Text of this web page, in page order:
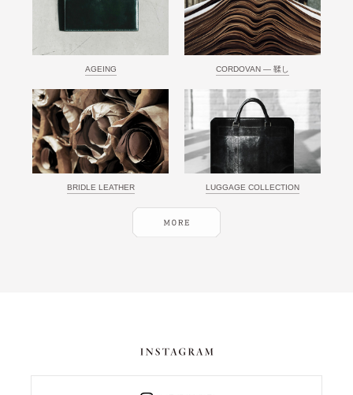
AGEING CORDOVAN ― 鞣し
BRIDLE LEATHER LUGGAGE COLLECTION